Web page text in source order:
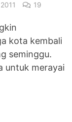
19
kota kembali
seminggu.
untuk merayai